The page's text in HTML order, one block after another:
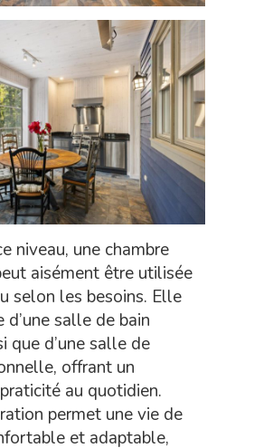
niveau, une chambre
aisément être utilisée
selon les besoins. Elle
d’une salle de bain
que d’une salle de
offrant un
au quotidien.
permet une vie de
et adaptable,